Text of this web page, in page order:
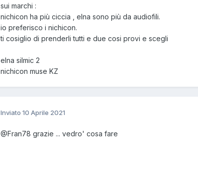
sui marchi :
nichicon ha più ciccia , elna sono più da audiofili.
io preferisco i nichicon.
ti cosiglio di prenderli tutti e due cosi provi e scegli
elna silmic 2
nichicon muse KZ
Inviato 10 Aprile 2021
@Fran78 grazie ... vedro' cosa fare